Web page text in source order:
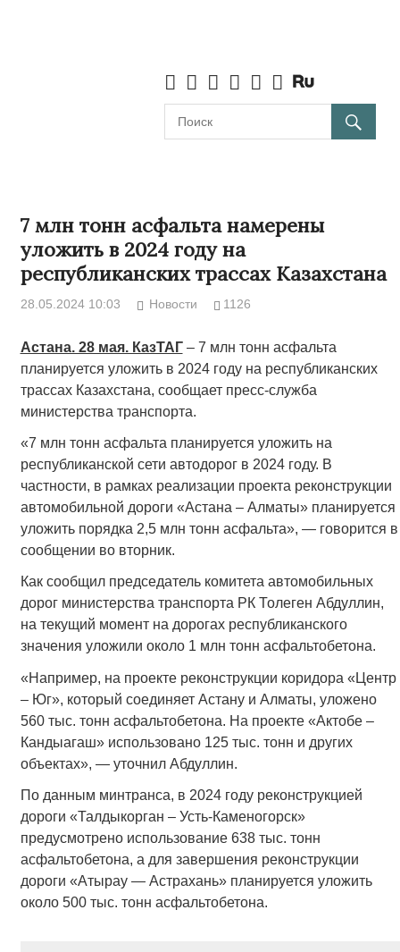
7 млн тонн асфальта намерены
уложить в 2024 году на
республиканских трассах Казахстана
28.05.2024 10:03 Новости 1126
Астана. 28 мая. КазТАГ– 7 млн тонн асфальта
планируется уложить в 2024 году на республиканских
трассах Казахстана, сообщает пресс-служба
министерства транспорта.
«7 млн тонн асфальта планируется уложить на
республиканской сети автодорог в 2024 году. В
частности, в рамках реализации проекта реконструкции
автомобильной дороги «Астана – Алматы» планируется
уложить порядка 2,5 млн тонн асфальта», — говорится в
сообщении во вторник.
Как сообщил председатель комитета автомобильных
дорог министерства транспорта РК Толеген Абдуллин,
на текущий момент на дорогах республиканского
значения уложили около 1 млн тонн асфальтобетона.
«Например, на проекте реконструкции коридора «Центр
– Юг», который соединяет Астану и Алматы, уложено
560 тыс. тонн асфальтобетона. На проекте «Актобе –
Кандыагаш» использовано 125 тыс. тонн и других
объектах», — уточнил Абдуллин.
По данным минтранса, в 2024 году реконструкцией
дороги «Талдыкорган – Усть-Каменогорск»
предусмотрено использование 638 тыс. тонн
асфальтобетона, а для завершения реконструкции
дороги «Атырау — Астрахань» планируется уложить
около 500 тыс. тонн асфальтобетона.